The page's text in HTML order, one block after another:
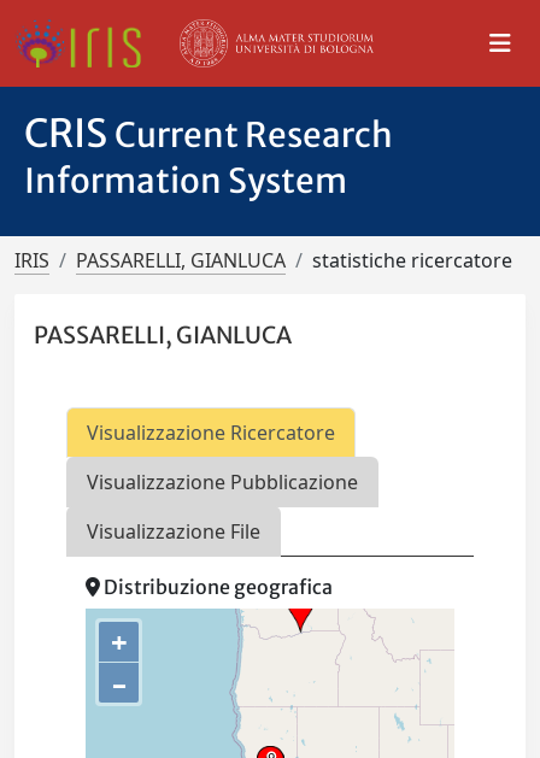
CRIS Current Research
Information System
IRIS PASSARELLI, GIANLUCA statistiche ricercatore
PASSARELLI, GIANLUCA
Visualizzazione Ricercatore
Visualizzazione Pubblicazione
Visualizzazione File
Distribuzione geografica
+
–